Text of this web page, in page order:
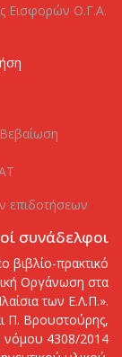
Εισφορών Ο.Γ.Α.
Βεβαίωση
επιδοτήσεων
συνάδελφοι
βιβλίο-πρακτικό
Οργάνωση στα
των Ε.Λ.Π.».
Π. Βρουστούρης,
νόμου 4308/2014